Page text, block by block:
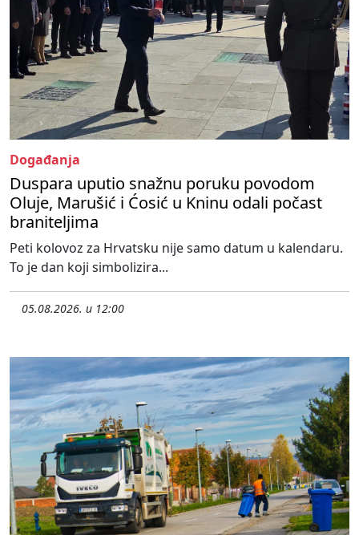
Događanja
Duspara uputio snažnu poruku povodom
Oluje, Marušić i Ćosić u Kninu odali počast
braniteljima
Peti kolovoz za Hrvatsku nije samo datum u kalendaru.
To je dan koji simbolizira...
05.08.2026. u 12:00